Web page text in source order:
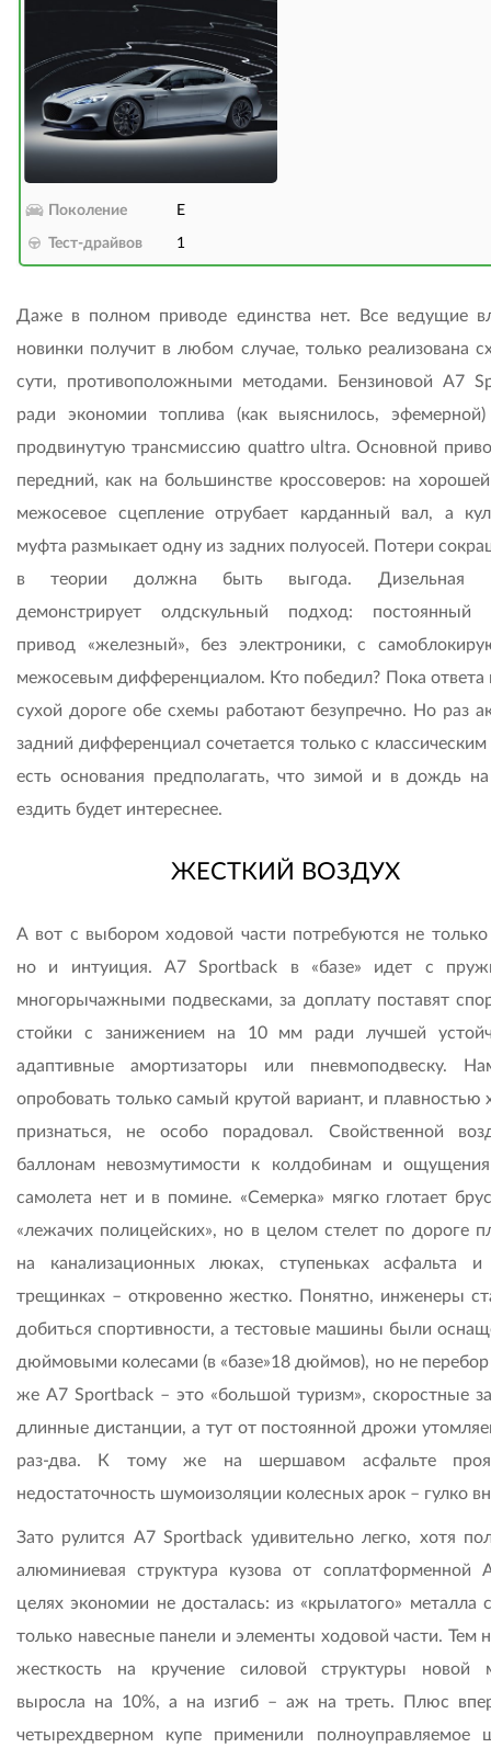
Поколение E
Тест-драйвов 1
Даже в полном приводе единства нет. Все ведущие
новинки получит в любом случае, только реализована
сути, противоположными методами. Бензиновой A7
ради экономии топлива (как выяснилось, эфемерной)
продвинутую трансмиссию quattro ultra. Основной
передний, как на большинстве кроссоверов: на
межосевое сцепление отрубает карданный вал, а
муфта размыкает одну из задних полуосей. Потери
в теории должна быть выгода. Дизельная
демонстрирует олдскульный подход: постоянный
привод «железный», без электроники, с
межосевым дифференциалом. Кто победил? Пока ответа
сухой дороге обе схемы работают безупречно. Но раз
задний дифференциал сочетается только с
есть основания предполагать, что зимой и в дождь
ездить будет интереснее.
ЖЕСТКИЙ ВОЗДУХ
А вот с выбором ходовой части потребуются не только
но и интуиция. A7 Sportback в «базе» идет с
многорычажными подвесками, за доплату поставят
стойки с занижением на 10 мм ради лучшей
адаптивные амортизаторы или пневмоподвеску.
опробовать только самый крутой вариант, и плавностью
признаться, не особо порадовал. Свойственной
баллонам невозмутимости к колдобинам и
самолета нет и в помине. «Семерка» мягко глотает
«лежачих полицейских», но в целом стелет по дороге
на канализационных люках, ступеньках асфальта и
трещинках – откровенно жестко. Понятно, инженеры
добиться спортивности, а тестовые машины были
дюймовыми колесами (в «базе»18 дюймов), но не перебор
же A7 Sportback – это «большой туризм», скоростные
длинные дистанции, а тут от постоянной дрожи
раз-два. К тому же на шершавом асфальте
недостаточность шумоизоляции колесных арок – гулко
Зато рулится A7 Sportback удивительно легко, хотя
алюминиевая структура кузова от соплатформенной
целях экономии не досталась: из «крылатого» металла
только навесные панели и элементы ходовой части. Тем
жесткость на кручение силовой структуры новой
выросла на 10%, а на изгиб – аж на треть. Плюс
четырехдверном купе применили полноуправляемое